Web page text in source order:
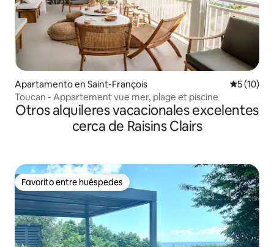
Apartamento en Saint-François
5 (10)
Toucan - Appartement vue mer, plage et piscine
Otros alquileres vacacionales excelentes
cerca de Raisins Clairs
Favorito entre huéspedes
Favorito entre huéspedes